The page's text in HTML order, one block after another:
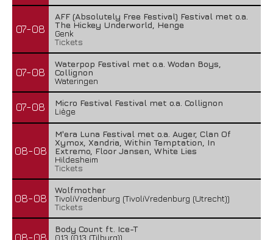
07-08
AFF (Absolutely Free Festival) Festival met o.a.
The Hickey Underworld, Henge
Genk
Tickets
07-08
Waterpop Festival met o.a. Wodan Boys,
Collignon
Wateringen
07-08
Micro Festival Festival met o.a. Collignon
Liège
08-08
M'era Luna Festival met o.a. Auger, Clan Of
Xymox, Xandria, Within Temptation, In
Extremo, Floor Jansen, White Lies
Hildesheim
Tickets
08-08
Wolfmother
TivoliVredenburg (TivoliVredenburg (Utrecht))
Tickets
08-08
Body Count ft. Ice-T
013 (013 (Tilburg))